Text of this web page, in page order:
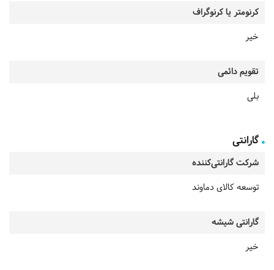
کرنومتر یا کرنوگراف
خیر
تقویم دائمی
بلی
گارانتی
شرکت گارانتی‌کننده
توسعه کالای دماوند
گارانتی شیشه
خیر